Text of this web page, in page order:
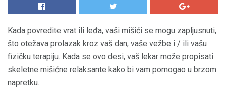
Kada povredite vrat ili leđa, vaši mišići se mogu zapljusnuti,
što otežava prolazak kroz vaš dan, vaše vežbe i / ili vašu
fizičku terapiju. Kada se ovo desi, vaš lekar može propisati
skeletne mišićne relaksante kako bi vam pomogao u brzom
napretku.